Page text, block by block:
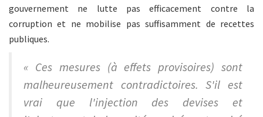
gouvernement ne lutte pas efficacement contre la
corruption et ne mobilise pas suffisamment de recettes
publiques.
« Ces mesures (à effets provisoires) sont
malheureusement contradictoires. S'il est
vrai que l'injection des devises et